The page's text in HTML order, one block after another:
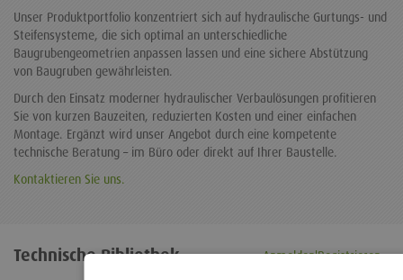
Unser Produktportfolio konzentriert sich auf hydraulische Gurtungs- und
Steifensysteme, die sich optimal an unterschiedliche
Baugrubengeometrien anpassen lassen und eine sichere Abstützung
von Baugruben gewährleisten.
Durch den Einsatz moderner hydraulischer Verbaulösungen profitieren
Sie von kurzen Bauzeiten, reduzierten Kosten und einer einfachen
Montage. Ergänzt wird unser Angebot durch eine kompetente
technische Beratung – im Büro oder direkt auf Ihrer Baustelle.
Kontaktieren Sie uns.
Technische Bibliothek Anmelden|Registrieren